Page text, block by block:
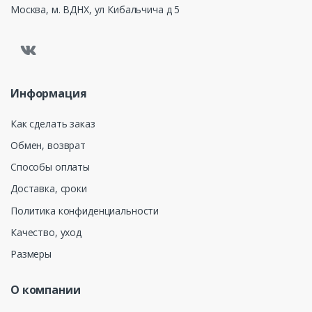
Москва, м. ВДНХ, ул Кибальчича д 5
Информация
Как сделать заказ
Обмен, возврат
Способы оплаты
Доставка, сроки
Политика конфиденциальности
Качество, уход
Размеры
О компании